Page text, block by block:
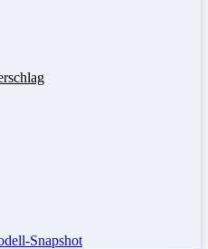
Snapshot